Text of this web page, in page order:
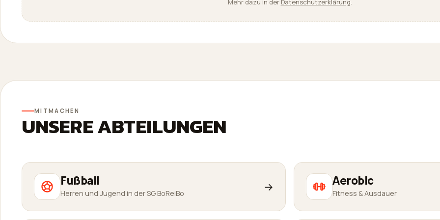
Mehr dazu in der Datenschutzerklärung.
MITMACHEN
UNSERE ABTEILUNGEN
Fußball
Herren und Jugend in der SG BoReiBo → Aerobic
Fitness & Ausdauer